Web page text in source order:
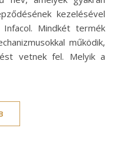
kezelésével
Mindkét termék
működik,
vetnek fel. Melyik a